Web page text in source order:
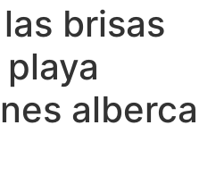
las brisas
alberca